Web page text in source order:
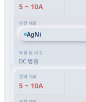
5 ~ 10A
AgNi
DC 범용
5 ~ 10A